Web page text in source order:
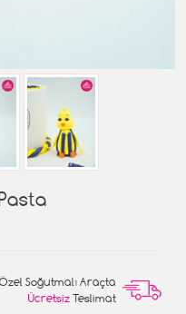
Özel Soğutmalı Araçta
Ücretsiz Teslimat